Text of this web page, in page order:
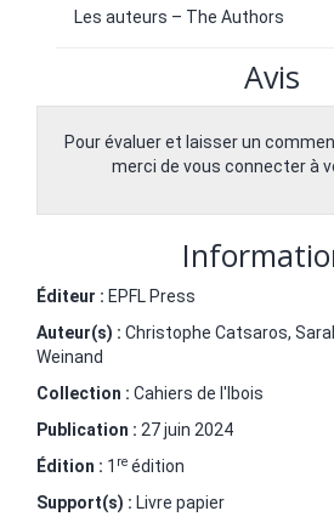
Les auteurs – The Authors
Avis
Pour évaluer et laisser un
merci de vous connecter à
Éditeur : EPFL Press
Auteur(s) : Christophe Catsaros,
Weinand
Collection : Cahiers de l'Ibois
Publication : 27 juin 2024
Édition : 1 re édition
Support(s) : Livre papier